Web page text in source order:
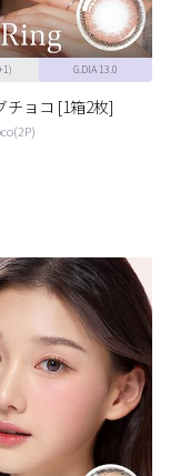
G.DIA 13.0
チョコ [1箱2枚]